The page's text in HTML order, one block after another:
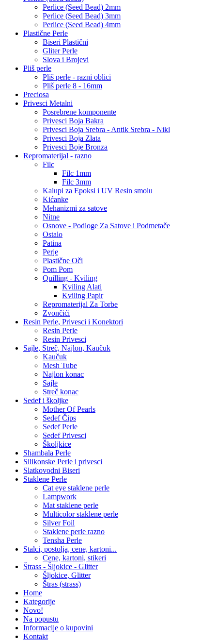
Perlice (Seed Bead) 2mm
Perlice (Seed Bead) 3mm
Perlice (Seed Bead) 4mm
Plastične Perle
Biseri Plastični
Gliter Perle
Slova i Brojevi
Pliš perle
Pliš perle - razni oblici
Pliš perle 8 - 16mm
Preciosa
Privesci Metalni
Posrebrene komponente
Privesci Boja Bakra
Privesci Boja Srebra - Antik Srebra - Nikl
Privesci Boja Zlata
Privesci Boje Bronza
Repromaterijal - razno
Filc
Filc 1mm
Filc 3mm
Kalupi za Epoksi i UV Resin smolu
Kićanke
Mehanizmi za satove
Nitne
Osnove - Podloge Za Satove i Podmetače
Ostalo
Patina
Perje
Plastične Oči
Pom Pom
Quilling - Kviling
Kviling Alati
Kviling Papir
Repromaterijal Za Torbe
Zvončići
Resin Perle, Privesci i Konektori
Resin Perle
Resin Privesci
Sajle, Streč, Najlon, Kaučuk
Kaučuk
Mesh Tube
Najlon konac
Sajle
Streč konac
Sedef i školjke
Mother Of Pearls
Sedef Čips
Sedef Perle
Sedef Privesci
Školjkice
Shambala Perle
Silikonske Perle i privesci
Slatkovodni Biseri
Staklene Perle
Cat eye staklene perle
Lampwork
Mat staklene perle
Multicolor staklene perle
Silver Foil
Staklene perle razno
Tensha Perle
Stalci, postolja, cene, kartoni...
Cene, kartoni, stikeri
Štrass - Šljokice - Glitter
Šljokice, Glitter
Štras (strass)
Home
Kategorije
Novo!
Na popustu
Informacije o kupovini
Kontakt